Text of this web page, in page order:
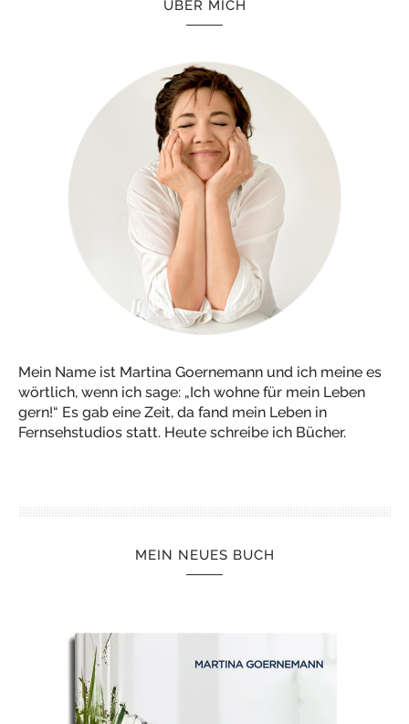
ÜBER MICH
Mein Name ist Martina Goernemann und ich meine es
wörtlich, wenn ich sage: „Ich wohne für mein Leben
gern!“ Es gab eine Zeit, da fand mein Leben in
Fernsehstudios statt. Heute schreibe ich Bücher.
MEIN NEUES BUCH